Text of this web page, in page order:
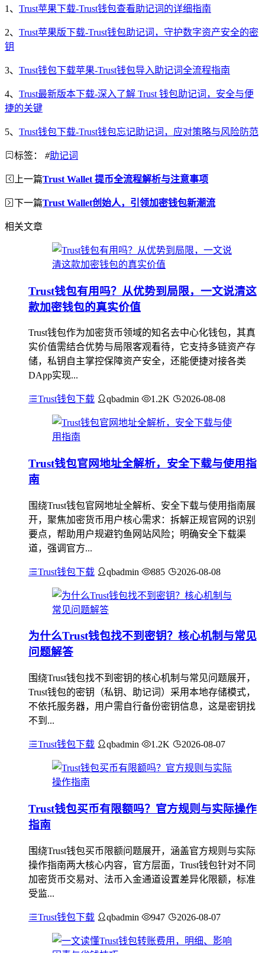
1、 Trust苹果下载-Trust钱包查看助记词的详细指南
2、 Trust苹果版下载-Trust钱包助记词，守护数字资产安全的密
钥
3、 Trust钱包下载苹果-Trust钱包导入助记词全流程指南
4、 Trust最新版本下载-深入了解 Trust 钱包助记词，安全与便
捷的关键
5、 Trust钱包下载-Trust钱包忘记助记词，应对策略与风险防范
标签： #助记词
上一篇Trust Wallet 提币全流程解析与注意事项
下一篇Trust Wallet创始人，引领加密钱包新潮流
相关文章
Trust钱包有用吗？从优势到局限，一文说清这
款加密钱包的真实价值
Trust钱包作为加密货币领域的知名去中心化钱包，其真
实价值需结合优势与局限客观看待，它支持多链资产存
储，私钥自主掌控保障资产安全，还能便捷对接各类
DApp实现...
Trust钱包下载 qbadmin 1.2K 2026-08-08
Trust钱包官网地址全解析，安全下载与使用指
南
围绕Trust钱包官网地址全解析、安全下载与使用指南展
开，聚焦加密货币用户核心需求：拆解正规官网的识别
要点，帮助用户规避钓鱼网站风险；明确安全下载渠
道，强调官方...
Trust钱包下载 qbadmin 885 2026-08-08
为什么Trust钱包找不到密钥？核心机制与常见
问题解答
围绕Trust钱包找不到密钥的核心机制与常见问题展开，
Trust钱包的密钥（私钥、助记词）采用本地存储模式，
不依托服务器，用户需自行备份密钥信息，这是密钥找
不到...
Trust钱包下载 qbadmin 1.2K 2026-08-07
Trust钱包买币有限额吗？官方规则与实际操作
指南
围绕Trust钱包买币限额问题展开，涵盖官方规则与实际
操作指南两大核心内容，官方层面，Trust钱包针对不同
加密货币交易对、法币入金通道设置差异化限额，标准
受监...
Trust钱包下载 qbadmin 947 2026-08-07